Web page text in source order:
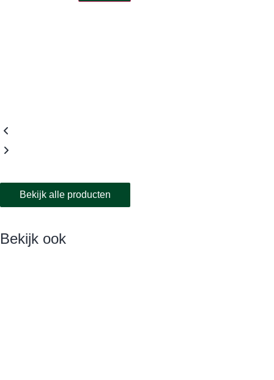
Bekijk alle producten
Bekijk ook